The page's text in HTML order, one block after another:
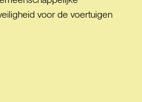
voor de voertuigen